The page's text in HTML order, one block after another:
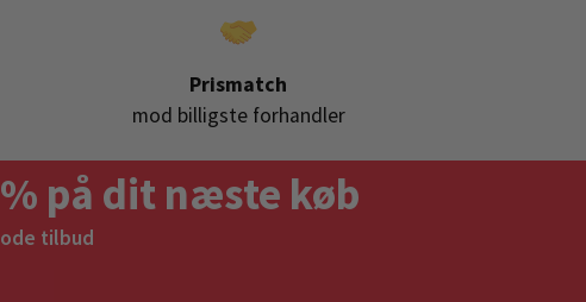
Prismatch
mod billigste forhandler
på dit næste køb
tilbud